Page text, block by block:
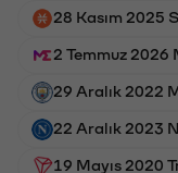
28 Kasım 2025
2 Temmuz 2026
29 Aralık 2022
22 Aralık 2023
19 Mayıs 2020